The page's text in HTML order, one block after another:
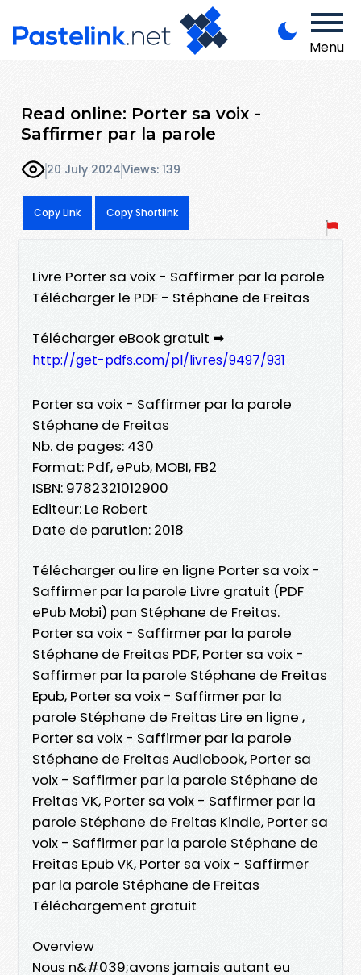
Menu
Read online: Porter sa voix -
Saffirmer par la parole
20 July 2024Views: 139
Copy Link Copy Shortlink
Livre Porter sa voix - Saffirmer par la parole
Télécharger le PDF - Stéphane de Freitas
Télécharger eBook gratuit ➡
http://get-pdfs.com/pl/livres/9497/931
Porter sa voix - Saffirmer par la parole
Stéphane de Freitas
Nb. de pages: 430
Format: Pdf, ePub, MOBI, FB2
ISBN: 9782321012900
Editeur: Le Robert
Date de parution: 2018
Télécharger ou lire en ligne Porter sa voix -
Saffirmer par la parole Livre gratuit (PDF
ePub Mobi) pan Stéphane de Freitas.
Porter sa voix - Saffirmer par la parole
Stéphane de Freitas PDF, Porter sa voix -
Saffirmer par la parole Stéphane de Freitas
Epub, Porter sa voix - Saffirmer par la
parole Stéphane de Freitas Lire en ligne ,
Porter sa voix - Saffirmer par la parole
Stéphane de Freitas Audiobook, Porter sa
voix - Saffirmer par la parole Stéphane de
Freitas VK, Porter sa voix - Saffirmer par la
parole Stéphane de Freitas Kindle, Porter sa
voix - Saffirmer par la parole Stéphane de
Freitas Epub VK, Porter sa voix - Saffirmer
par la parole Stéphane de Freitas
Téléchargement gratuit
Overview
Nous n&#039;avons jamais autant eu